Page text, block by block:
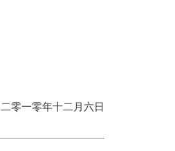
二零一零年十二月六日